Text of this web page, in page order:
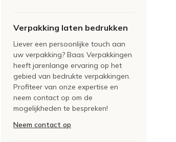
Verpakking laten bedrukken
Liever een persoonlijke touch aan
uw verpakking? Baas Verpakkingen
heeft jarenlange ervaring op het
gebied van bedrukte verpakkingen.
Profiteer van onze expertise en
neem contact op om de
mogelijkheden te bespreken!
Neem contact op